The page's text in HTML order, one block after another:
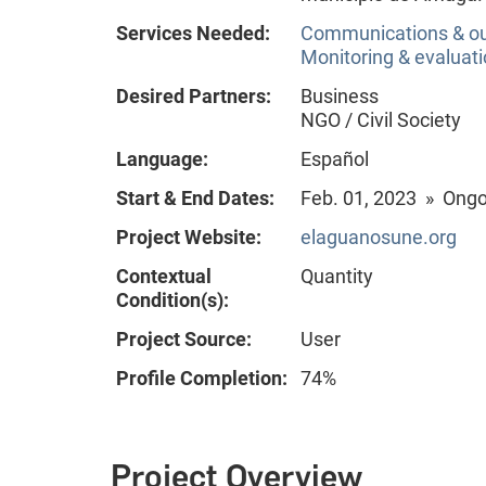
Services Needed:
Communications &
Monitoring &
Desired Partners:
Business
NGO / Civil Society
Language:
Español
Start & End Dates:
Feb. 01, 2023 »
Project Website:
elaguanosune.org
Contextual
Condition(s):
Quantity
Project Source:
User
Profile Completion:
74%
Project Overview